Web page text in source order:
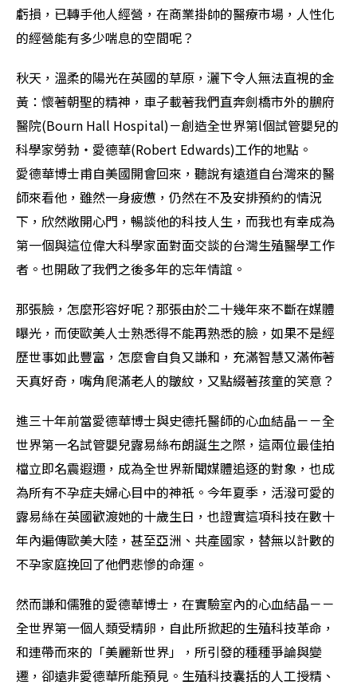
虧損，已轉手他人經營，在商業掛帥的醫療市場，人性化
的經營能有多少喘息的空間呢？
秋天，溫柔的陽光在英國的草原，灑下令人無法直視的金
黃：懷著朝聖的精神，車子載著我們直奔劍橋市外的鵬府
醫院(Bourn Hall Hospital)－創造全世界第l個試管嬰兒的
科學家勞勃‧愛德華(Robert Edwards)工作的地點。
愛德華博士甫自美國開會回來，聽說有遠道自台灣來的醫
師來看他，雖然一身疲憊，仍然在不及安排預約的情況
下，欣然敞開心門，暢談他的科技人生，而我也有幸成為
第一個與這位偉大科學家面對面交談的台灣生殖醫學工作
者。也開啟了我們之後多年的忘年情誼。
那張臉，怎麼形容好呢？那張由於二十幾年來不斷在媒體
曝光，而使歐美人士熟悉得不能再熟悉的臉，如果不是經
歷世事如此豐富，怎麼會自負又謙和，充滿智慧又滿佈著
天真好奇，嘴角爬滿老人的皺紋，又點綴著孩童的笑意？
進三十年前當愛德華博士與史德托醫師的心血結晶－－全
世界第一名試管嬰兒露易絲布朗誕生之際，這兩位最佳拍
檔立即名震遐邇，成為全世界新聞媒體追逐的對象，也成
為所有不孕症夫婦心目中的神祇。今年夏季，活潑可愛的
露易絲在英國歡渡她的十歲生日，也證實這項科技在數十
年內遍傳歐美大陸，甚至亞洲、共產國家，替無以計數的
不孕家庭挽回了他們悲慘的命運。
然而謙和儒雅的愛德華博士，在實驗室內的心血結晶－－
全世界第一個人類受精卵，自此所掀起的生殖科技革命，
和連帶而來的「美麗新世界」，所引發的種種爭論與變
遷，卻遠非愛德華所能預見。生殖科技囊括的人工授精、